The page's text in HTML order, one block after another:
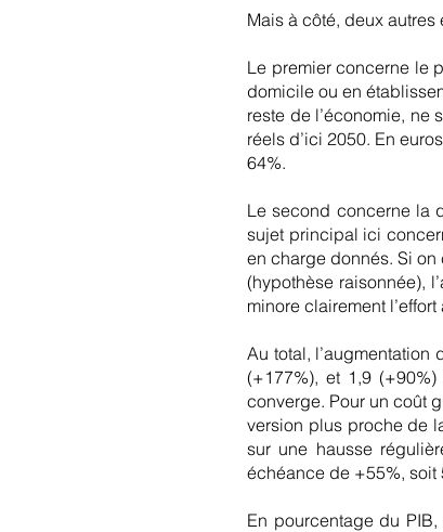
Mais à côté, deux
Le premier concerne le
domicile ou en
reste de l’économie, ne
réels d’ici 2050. En
64%.
Le second concerne la
sujet principal ici
en charge donnés. Si on
(hypothèse raisonnée),
minore clairement
Au total,
(+177%), et 1,9
converge. Pour un coût
version plus proche de
sur une hausse
échéance de +55%, soit
En pourcentage du